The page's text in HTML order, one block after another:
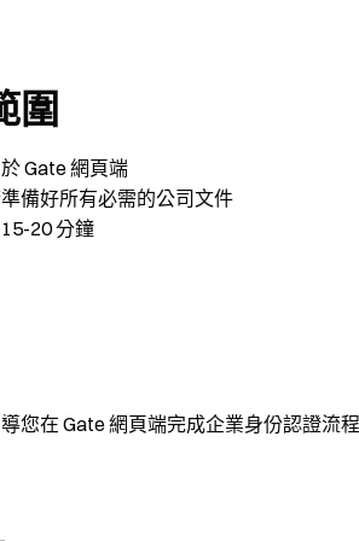
圍
Gate 網頁端
備好所有必需的公司文件
20 分鐘
您在 Gate 網頁端完成企業身份認證流